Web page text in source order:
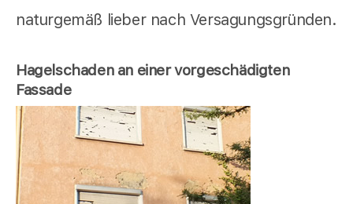
naturgemäß lieber nach Versagungsgründen.
Hagelschaden an einer vorgeschädigten
Fassade